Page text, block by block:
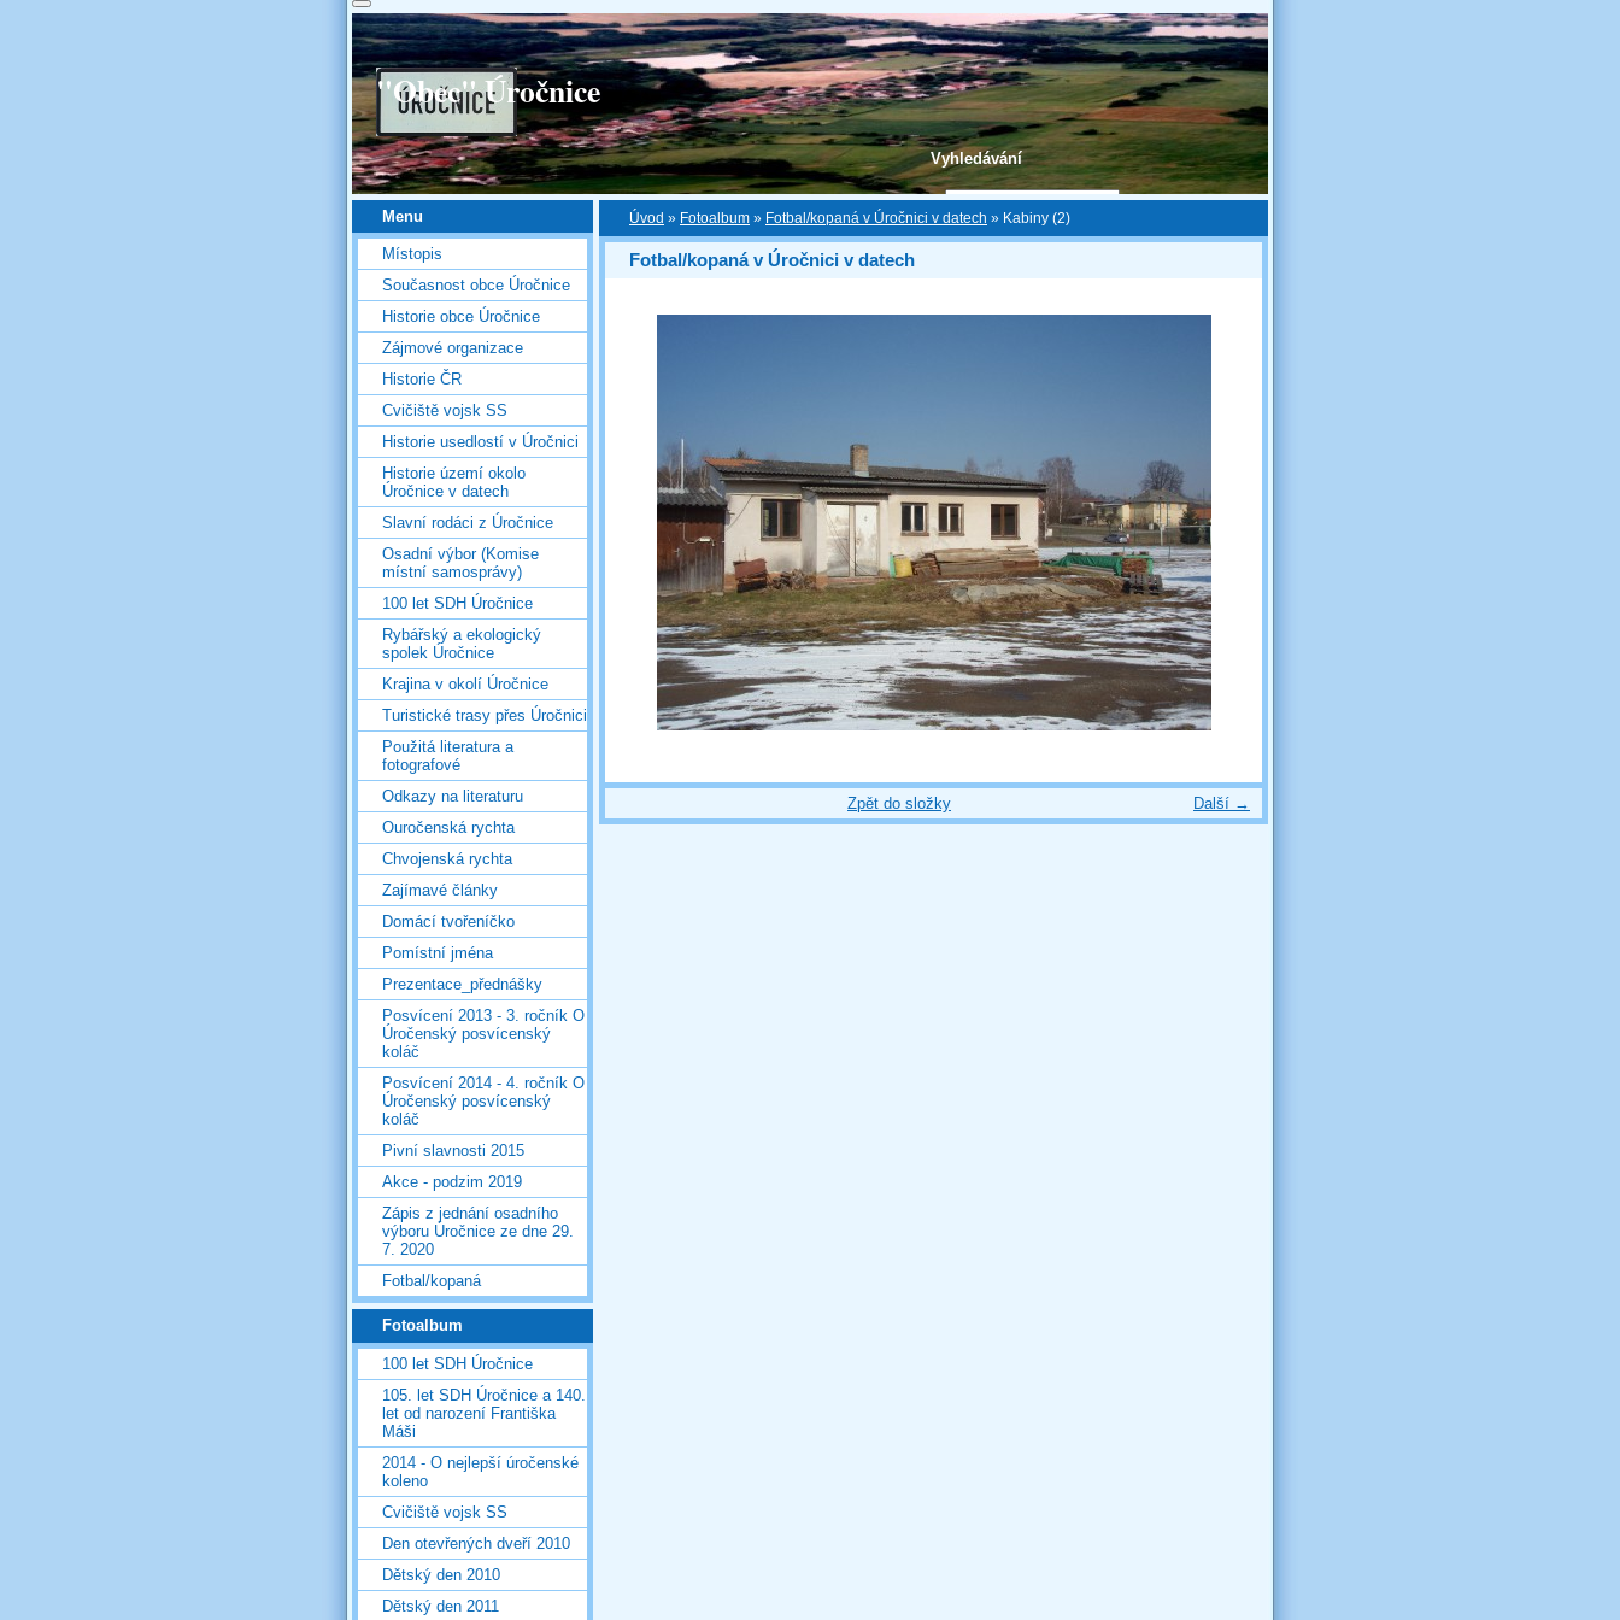
Vyhledávání
"Obec" Úročnice
Úvod » Fotoalbum » Fotbal/kopaná v Úročnici v datech » Kabiny (2)
Fotbal/kopaná v Úročnici v datech
Další →
Zpět do složky
Menu
Místopis
Současnost obce Úročnice
Historie obce Úročnice
Zájmové organizace
Historie ČR
Cvičiště vojsk SS
Historie usedlostí v Úročnici
Historie území okolo
Úročnice v datech
Slavní rodáci z Úročnice
Osadní výbor (Komise
místní samosprávy)
100 let SDH Úročnice
Rybářský a ekologický
spolek Úročnice
Krajina v okolí Úročnice
Turistické trasy přes Úročnici
Použitá literatura a
fotografové
Odkazy na literaturu
Ouročenská rychta
Chvojenská rychta
Zajímavé články
Domácí tvořeníčko
Pomístní jména
Prezentace_přednášky
Posvícení 2013 - 3. ročník O
Úročenský posvícenský
koláč
Posvícení 2014 - 4. ročník O
Úročenský posvícenský
koláč
Pivní slavnosti 2015
Akce - podzim 2019
Zápis z jednání osadního
výboru Úročnice ze dne 29.
7. 2020
Fotbal/kopaná
Fotoalbum
100 let SDH Úročnice
105. let SDH Úročnice a 140.
let od narození Františka
Máši
2014 - O nejlepší úročenské
koleno
Cvičiště vojsk SS
Den otevřených dveří 2010
Dětský den 2010
Dětský den 2011